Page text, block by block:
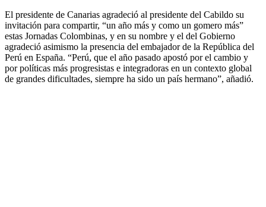
El presidente de Canarias agradeció al presidente del Cabildo su
invitación para compartir, “un año más y como un gomero más”
estas Jornadas Colombinas, y en su nombre y el del Gobierno
agradeció asimismo la presencia del embajador de la República del
Perú en España. “Perú, que el año pasado apostó por el cambio y
por políticas más progresistas e integradoras en un contexto global
de grandes dificultades, siempre ha sido un país hermano”, añadió.